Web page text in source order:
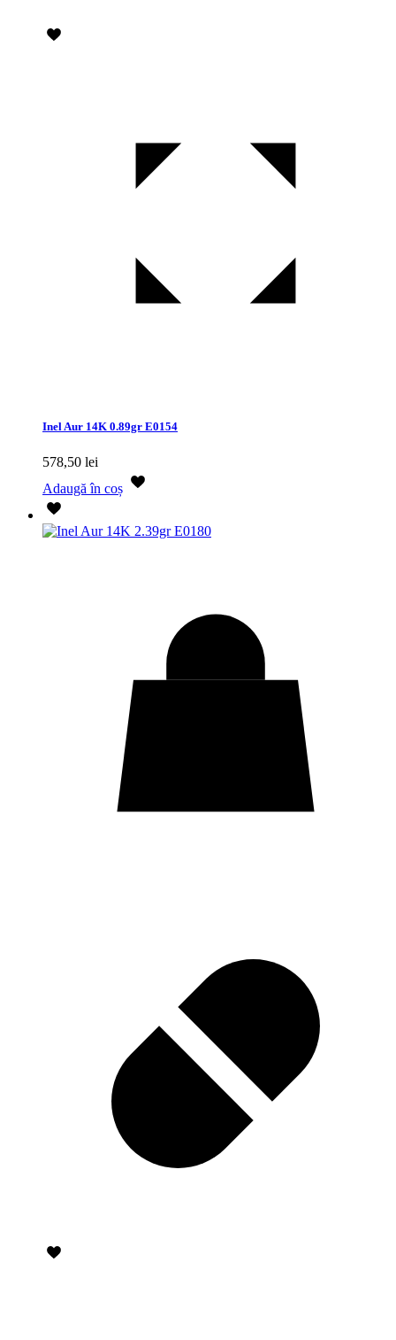
Inel Aur 14K 0.89gr E0154
578,50 lei
Adaugă în coș